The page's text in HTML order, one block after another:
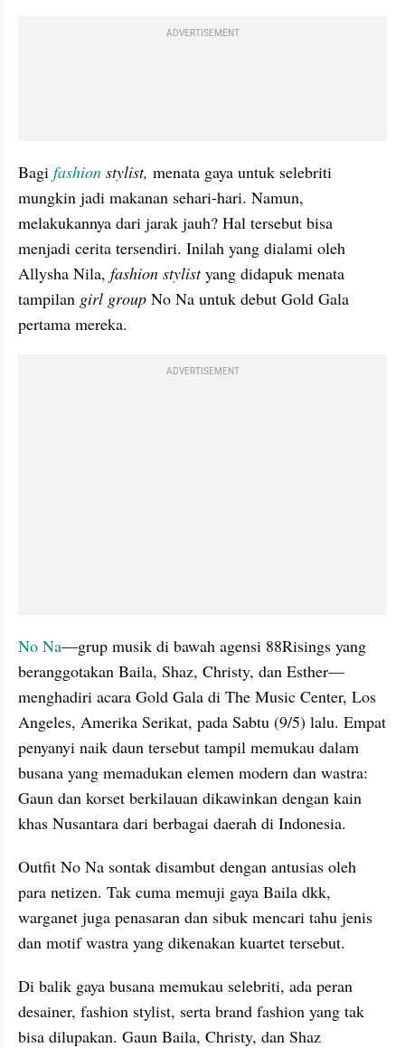
ADVERTISEMENT
Bagi fashion stylist, menata gaya untuk selebriti
mungkin jadi makanan sehari-hari. Namun,
melakukannya dari jarak jauh? Hal tersebut bisa
menjadi cerita tersendiri. Inilah yang dialami oleh
Allysha Nila, fashion stylist yang didapuk menata
tampilan girl group No Na untuk debut Gold Gala
pertama mereka.
ADVERTISEMENT
No Na—grup musik di bawah agensi 88Risings yang
beranggotakan Baila, Shaz, Christy, dan Esther—
menghadiri acara Gold Gala di The Music Center, Los
Angeles, Amerika Serikat, pada Sabtu (9/5) lalu. Empat
penyanyi naik daun tersebut tampil memukau dalam
busana yang memadukan elemen modern dan wastra:
Gaun dan korset berkilauan dikawinkan dengan kain
khas Nusantara dari berbagai daerah di Indonesia.
Outfit No Na sontak disambut dengan antusias oleh
para netizen. Tak cuma memuji gaya Baila dkk,
warganet juga penasaran dan sibuk mencari tahu jenis
dan motif wastra yang dikenakan kuartet tersebut.
Di balik gaya busana memukau selebriti, ada peran
desainer, fashion stylist, serta brand fashion yang tak
bisa dilupakan. Gaun Baila, Christy, dan Shaz